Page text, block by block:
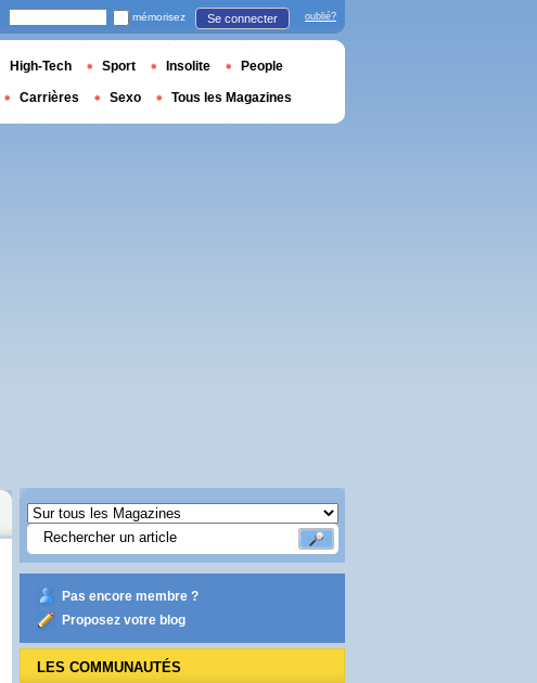
Pas encore membre ?
Proposez votre blog
LES COMMUNAUTÉS
mémorisez Se connecter oublié?
High-Tech Sport Insolite People
Carrières Sexo Tous les Magazines